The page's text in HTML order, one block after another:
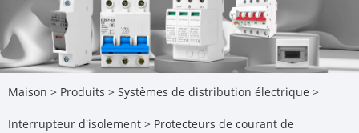
Maison > Produits > Systèmes de distribution électrique >
Interrupteur d'isolement > Protecteurs de courant de